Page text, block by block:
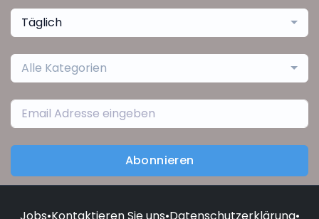
Täglich
Alle Kategorien
Abonnieren
Jobs•Kontaktieren Sie uns•Datenschutzerklärung•